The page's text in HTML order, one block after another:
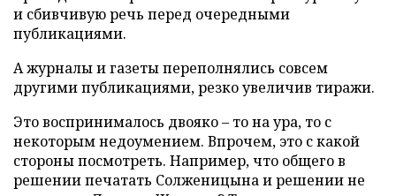
и сбивчивую речь перед очередными
публикациями.
А журналы и газеты переполнялись совсем
другими публикациями, резко увеличив тиражи.
Это воспринималось двояко – то на ура, то с
некоторым недоумением. Впрочем, это с какой
стороны посмотреть. Например, что общего в
решении печатать Солженицына и решении не